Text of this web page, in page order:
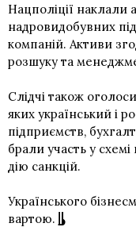
Нацполіції наклали
надровидобувних
компаній. Активи
розшуку та
Слідчі також
яких український і
підприємств,
брали участь у
дію санкцій.
Українського
вартою.